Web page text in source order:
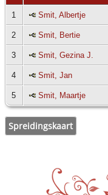
1 Smit, Albertje
2 Smit, Bertie
3 Smit, Gezina J.
4 Smit, Jan
5 Smit, Maartje
Spreidingskaart